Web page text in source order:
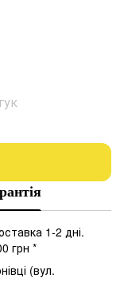
1-2 дні.
грн *
(вул.